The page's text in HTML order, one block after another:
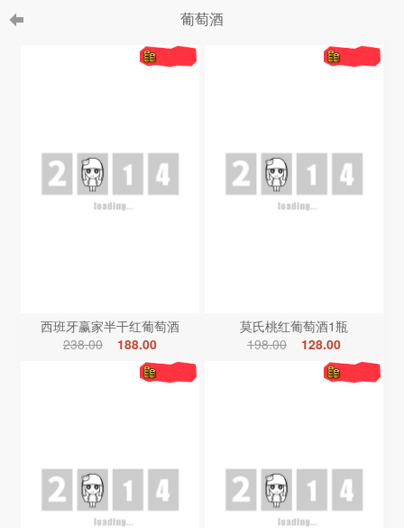
葡萄酒
西班牙赢家半干红葡萄酒
238.00
188.00
莫氏桃红葡萄酒1瓶
198.00
128.00